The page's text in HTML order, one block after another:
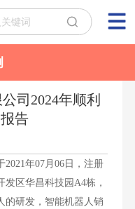
司2024年顺利
告
年07月06日，注册
区华昌科技园A4栋，
的研发，智能机器人销